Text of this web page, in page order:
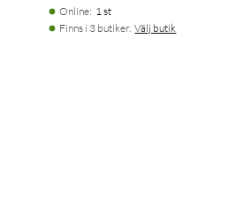
Online: 1 st
Finns i 3 butiker. Välj butik